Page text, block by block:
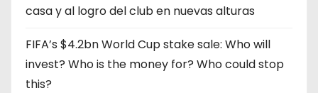
casa y al logro del club en nuevas alturas
FIFA’s $4.2bn World Cup stake sale: Who will
invest? Who is the money for? Who could stop
this?